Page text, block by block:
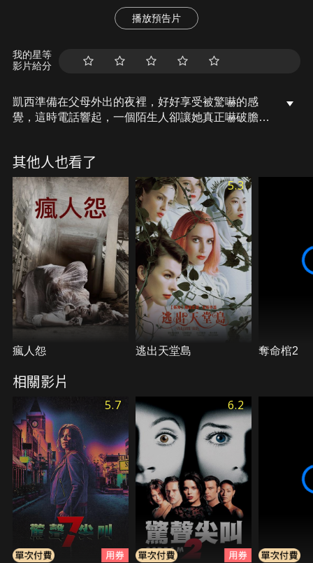
播放預告片
我的星等
影片給分
凱西準備在父母外出的夜裡，好好享受被驚嚇的感
覺，這時電話響起，一個陌生人卻讓她真正嚇破膽，
其他人也看了
瘋人怨
5.3
逃出天堂島 奪命棺2
相關影片
5.7 6.2